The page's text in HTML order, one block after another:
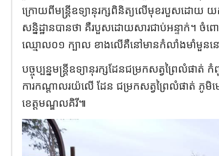
ក្រោយពីមន្ត្រីឧទ្យានុរក្សពិនិត្យលើមុខរបួសដោយ យក
សន្និដ្ឋានបានថា គឺរបួសដោយសារជាប់អន្ទាក់។ ចំ
ឈ្មោល០១ ក្បាល ខាងលើគឺនៅមានកំលាំងមាំមួន
បច្ចុប្បន្នមន្ត្រីឧទ្យានុរក្សដែនជម្រកសត្វព្រៃលំផាត់
ការកណ្ដាលរយ៉លើ ដែន ជម្រកសត្វព្រៃលំផាត់ ភូ
ខេត្តមណ្ឌលគិរី៕